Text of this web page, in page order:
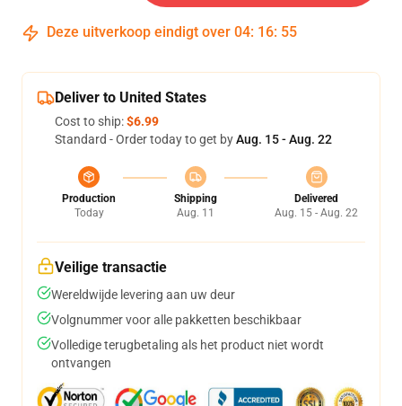
Deze uitverkoop eindigt over 04: 16: 54
Deliver to United States
Cost to ship:$6.99
Standard - Order today to get byAug. 15 - Aug. 22
Production
Today
Shipping
Aug. 11
Delivered
Aug. 15 - Aug. 22
Veilige transactie
Wereldwijde levering aan uw deur
Volgnummer voor alle pakketten beschikbaar
Volledige terugbetaling als het product niet wordt
ontvangen